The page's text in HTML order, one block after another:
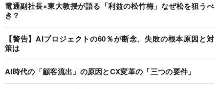
電通副社長×東大教授が語る「利益の松竹梅」なぜ松を狙うべ
き？
【警告】AIプロジェクトの60％が断念、失敗の根本原因と対
策は
AI時代の「顧客流出」の原因とCX変革の「三つの要件」